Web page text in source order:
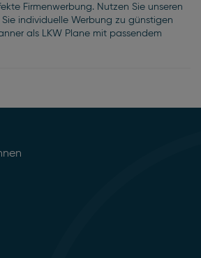
Firmenwerbung. Nutzen Sie unseren
Sie individuelle Werbung zu günstigen
als LKW Plane mit passendem